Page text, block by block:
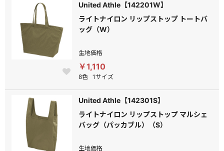
United Athle【142201W】
ライトナイロン リップストップ トートバ
ッグ（W）
生地価格
￥1,110
8色 1サイズ
United Athle【142301S】
ライトナイロン リップストップ マルシェ
バッグ（パッカブル）（S）
生地価格